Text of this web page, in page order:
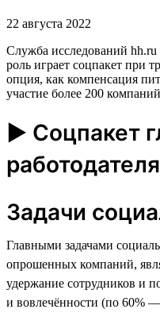
22 августа 2022
Служба исследований
роль играет соцпакет при
опция, как компенсация
участие более 200
► Соцпакет
работодателя
Задачи
Главными задачами
опрошенных компаний,
удержание сотрудников и
и вовлечённости (по 60%